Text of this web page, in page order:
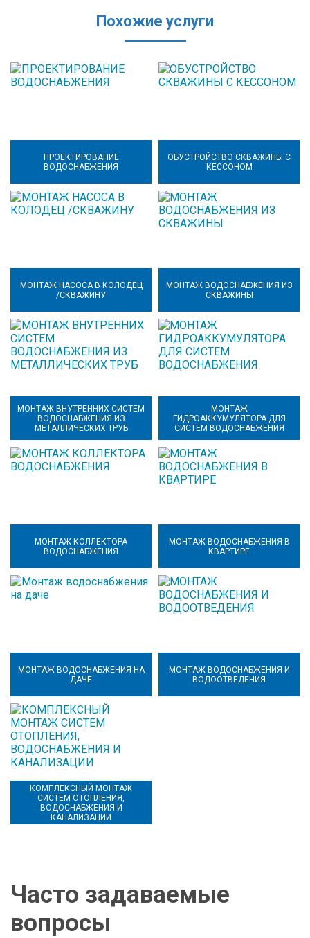
Похожие услуги
ПРОЕКТИРОВАНИЕ
ВОДОСНАБЖЕНИЯ
ОБУСТРОЙСТВО СКВАЖИНЫ С
КЕССОНОМ
МОНТАЖ НАСОСА В КОЛОДЕЦ
/СКВАЖИНУ
МОНТАЖ ВОДОСНАБЖЕНИЯ ИЗ
СКВАЖИНЫ
МОНТАЖ ВНУТРЕННИХ СИСТЕМ
ВОДОСНАБЖЕНИЯ ИЗ
МЕТАЛЛИЧЕСКИХ ТРУБ
МОНТАЖ
ГИДРОАККУМУЛЯТОРА ДЛЯ
СИСТЕМ ВОДОСНАБЖЕНИЯ
МОНТАЖ КОЛЛЕКТОРА
ВОДОСНАБЖЕНИЯ
МОНТАЖ ВОДОСНАБЖЕНИЯ В
КВАРТИРЕ
МОНТАЖ ВОДОСНАБЖЕНИЯ НА
ДАЧЕ
МОНТАЖ ВОДОСНАБЖЕНИЯ И
ВОДООТВЕДЕНИЯ
КОМПЛЕКСНЫЙ МОНТАЖ
СИСТЕМ ОТОПЛЕНИЯ,
ВОДОСНАБЖЕНИЯ И
КАНАЛИЗАЦИИ
Часто задаваемые
вопросы